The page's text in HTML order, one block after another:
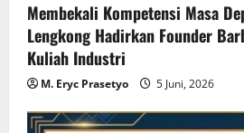
Membekali Kompetensi Masa
Lengkong Hadirkan Founder
Kuliah Industri
M. Eryc Prasetyo 5 Juni, 2026